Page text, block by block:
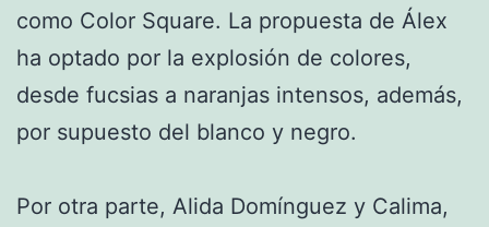
como Color Square. La propuesta de Álex
ha optado por la explosión de colores,
desde fucsias a naranjas intensos, además,
por supuesto del blanco y negro.
Por otra parte, Alida Domínguez y Calima,